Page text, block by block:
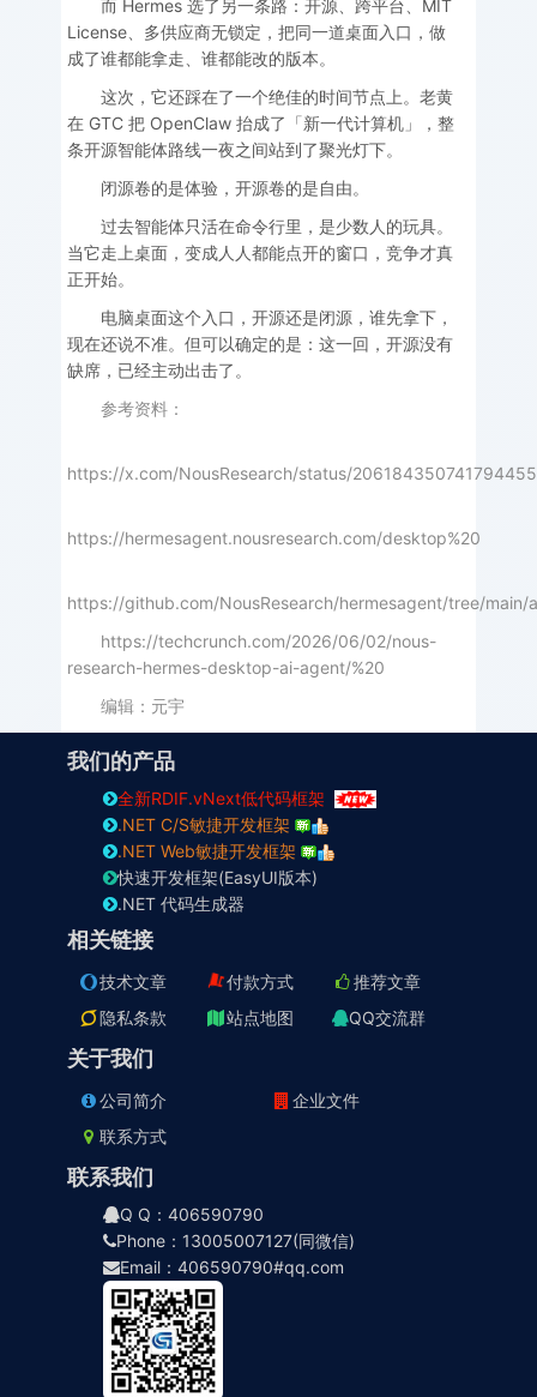
而 Hermes 选了另一条路：开源、跨平台、MIT
License、多供应商无锁定，把同一道桌面入口，做
成了谁都能拿走、谁都能改的版本。
这次，它还踩在了一个绝佳的时间节点上。老黄
在 GTC 把 OpenClaw 抬成了「新一代计算机」，整
条开源智能体路线一夜之间站到了聚光灯下。
闭源卷的是体验，开源卷的是自由。
过去智能体只活在命令行里，是少数人的玩具。
当它走上桌面，变成人人都能点开的窗口，竞争才真
正开始。
电脑桌面这个入口，开源还是闭源，谁先拿下，
现在还说不准。但可以确定的是：这一回，开源没有
缺席，已经主动出击了。
参考资料：
https://x.com/NousResearch/status/
https://hermesagent.nousresearch.com/desktop%20
https://github.com/NousResearch/hermesagent/tree/main/
https://techcrunch.com/2026/06/02/nous-
research-hermes-desktop-ai-agent/%20
编辑：元宇
我们的产品
全新RDIF.vNext低代码框架
.NET C/S敏捷开发框架
.NET Web敏捷开发框架
快速开发框架(EasyUI版本)
.NET 代码生成器
相关链接
技术文章 付款方式
推荐文章
隐私条款
站点地图 QQ交流群
关于我们
公司简介
企业文件
联系方式
联系我们
Q Q：406590790
Phone：13005007127(同微信)
Email：406590790#qq.com